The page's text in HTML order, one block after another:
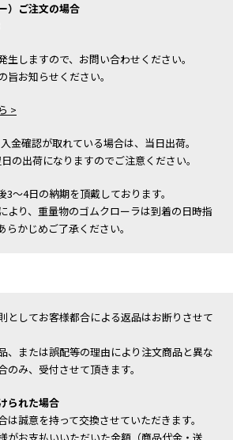
）ご注文の場合
しますので、お問い合わせください。
お知らせください。
>
金確認が取れている場合は、当日出荷。
の出荷になりますのでご注意ください。
～4日の納期を頂戴しております。
より、重量物のゴムクローラは到着の日時指
かじめご了承ください。
としてお客様都合による返品はお断りさせて
、または誤配等の理由により注文商品と異な
み、受付させて頂きます。
られた場合
誠意を持って交換させていただきます。